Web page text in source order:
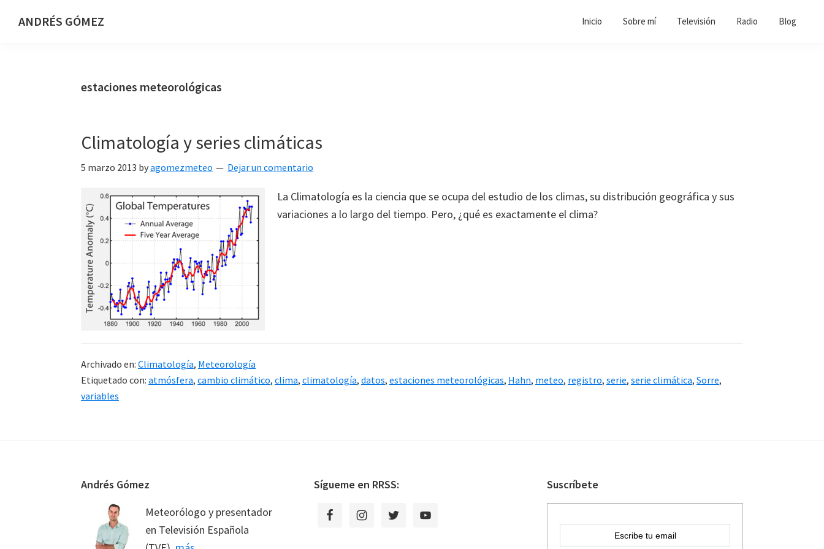
ANDRÉS GÓMEZ Inicio Sobre mí Televisión Radio Blog
estaciones meteorológicas
Climatología y series climáticas
5 marzo 2013 byagomezmeteo Dejar un comentario
La Climatología es la ciencia que se ocupa del estudio de los climas, su distribución geográfica y sus
variaciones a lo largo del tiempo. Pero, ¿qué es exactamente el clima?
Archivado en: Climatología, Meteorología
Etiquetado con: atmósfera, cambio climático, clima, climatología, datos, estaciones meteorológicas, Hahn, meteo, registro, serie, serie climática, Sorre,
variables
Andrés Gómez
Meteorólogo y presentador
en Televisión Española
Sígueme en RRSS: Suscríbete